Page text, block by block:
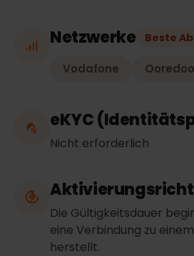
Netzwerke Beste
Vodafone Ooredoo
eKYC
Nicht erforderlich
Die Gültigkeitsdauer
eine Verbindung zu
herstellt.